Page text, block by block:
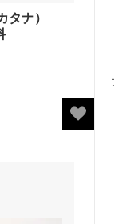
タナ）